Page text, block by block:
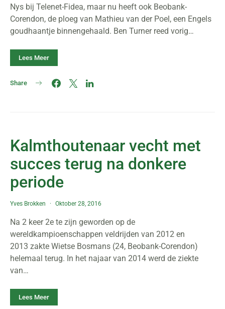
Nys bij Telenet-Fidea, maar nu heeft ook Beobank-
Corendon, de ploeg van Mathieu van der Poel, een Engels
goudhaantje binnengehaald. Ben Turner reed vorig…
Lees Meer
Share
Kalmthoutenaar vecht met
succes terug na donkere
periode
Yves Brokken Oktober 28, 2016
Na 2 keer 2e te zijn geworden op de
wereldkampioenschappen veldrijden van 2012 en
2013 zakte Wietse Bosmans (24, Beobank-Corendon)
helemaal terug. In het najaar van 2014 werd de ziekte
van…
Lees Meer